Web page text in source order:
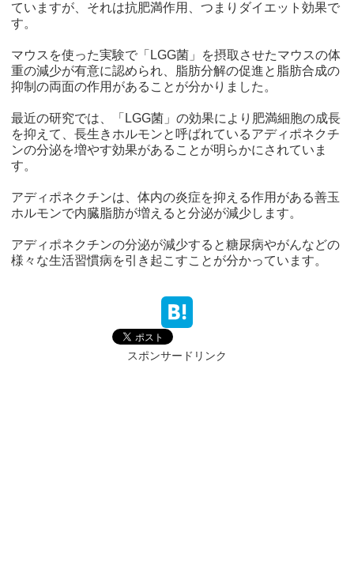
ていますが、それは抗肥満作用、つまりダイエット効果で
す。
マウスを使った実験で「LGG菌」を摂取させたマウスの体
重の減少が有意に認められ、脂肪分解の促進と脂肪合成の
抑制の両面の作用があることが分かりました。
最近の研究では、「LGG菌」の効果により肥満細胞の成長
を抑えて、長生きホルモンと呼ばれているアディポネクチ
ンの分泌を増やす効果があることが明らかにされていま
す。
アディポネクチンは、体内の炎症を抑える作用がある善玉
ホルモンで内臓脂肪が増えると分泌が減少します。
アディポネクチンの分泌が減少すると糖尿病やがんなどの
様々な生活習慣病を引き起こすことが分かっています。
スポンサードリンク